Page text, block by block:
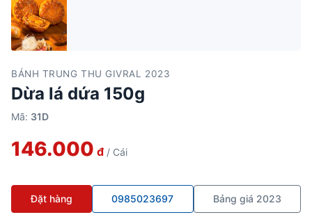
BÁNH TRUNG THU GIVRAL 2023
Dừa lá dứa 150g
Mã: 31D
146.000 đ / Cái
Đặt hàng 0985023697 Bảng giá 2023